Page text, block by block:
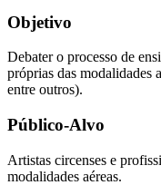
Objetivo
Debater o processo de
próprias das modalidades
entre outros).
Público-Alvo
Artistas circenses e
modalidades aéreas.